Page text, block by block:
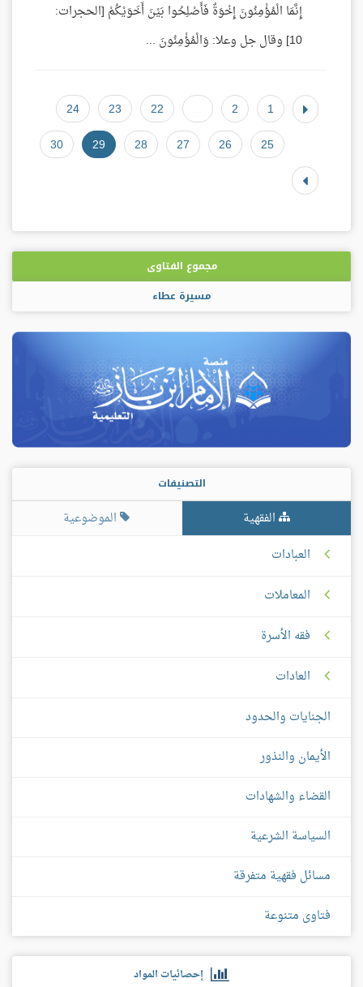
إِنَّمَا الْمُؤْمِنُونَ إِخْوَةٌ فَأَصْلِحُوا بَيْنَ أَخَوَيْكُمْ [الحجرات:
10] وقال جل وعلا: وَالْمُؤْمِنُونَ ...
1
2
22
23
24
25
26
27
28
29
30
مجموع الفتاوى
مسيرة عطاء
التصنيفات
الفقهية
الموضوعية
العبادات
المعاملات
فقه الأسرة
العادات
الجنايات والحدود
الأيمان والنذور
القضاء والشهادات
السياسة الشرعية
مسائل فقهية متفرقة
فتاوى متنوعة
إحصائيات المواد